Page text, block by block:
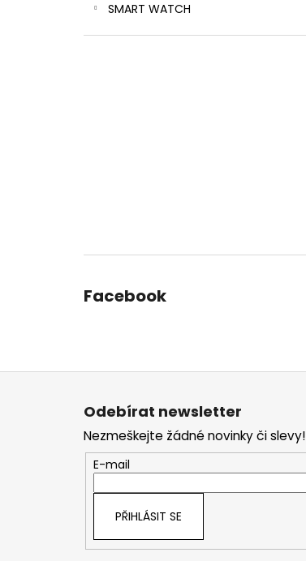
SMART WATCH
Facebook
Odebírat newsletter
Nezmeškejte žádné novinky či slevy!
E-mail
PŘIHLÁSIT SE